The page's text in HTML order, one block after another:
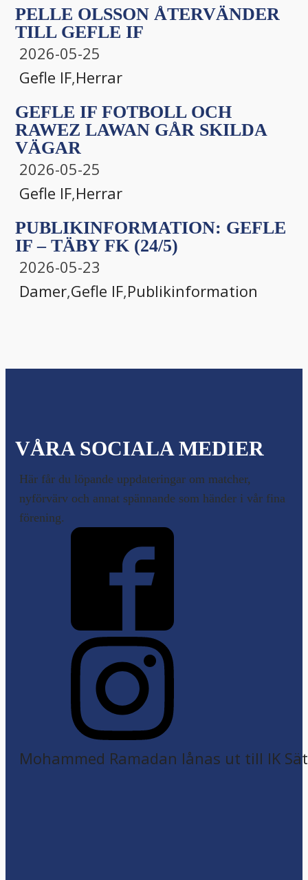
PELLE OLSSON ÅTERVÄNDER
TILL GEFLE IF
2026-05-25
Gefle IF,Herrar
GEFLE IF FOTBOLL OCH
RAWEZ LAWAN GÅR SKILDA
VÄGAR
2026-05-25
Gefle IF,Herrar
PUBLIKINFORMATION: GEFLE
IF – TÄBY FK (24/5)
2026-05-23
Damer,Gefle IF,Publikinformation
VÅRA SOCIALA MEDIER
Här får du löpande uppdateringar om matcher,
nyförvärv och annat spännande som händer i vår fina
förening.
Mohammed Ramadan lånas ut till IK